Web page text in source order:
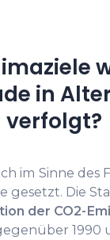
in
verfolgt?
im Sinne des
gesetzt. Die
der CO2-
1990